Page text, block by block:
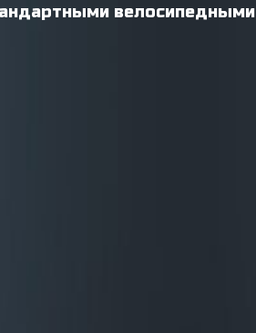
велосипедными